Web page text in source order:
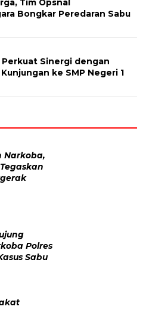
Tim Opsnal
Bongkar Peredaran Sabu
Sinergi dengan
ke SMP Negeri 1
Narkoba,
Polres
Sabu